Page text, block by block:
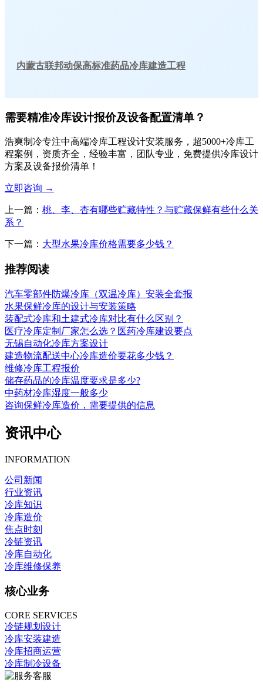
内蒙古联邦动保高标准药品冷库建造工程
需要精准冷库设计报价及设备配置清单？
浩爽制冷专注中高端冷库工程设计安装服务，超5000+冷库工
程案例，资质齐全，经验丰富，团队专业，免费提供冷库设计
方案及设备报价清单！
立即咨询 →
上一篇： 桃、李、杏有哪些贮藏特性？与贮藏保鲜有些什么关
系？
下一篇： 大型水果冷库价格需要多少钱？
推荐阅读
汽车零部件防爆冷库（双温冷库）安装全套报
水果保鲜冷库的设计与安装策略
装配式冷库和土建式冷库对比有什么区别？
医疗冷库定制厂家怎么选？医药冷库建设要点
无锡自动化冷库方案设计
建造物流配送中心冷库造价要花多少钱？
维修冷库工程报价
储存药品的冷库温度要求是多少?
中药材冷库湿度一般多少
咨询保鲜冷库造价，需要提供的信息
资讯中心
INFORMATION
公司新闻
行业资讯
冷库知识
冷库造价
焦点时刻
冷链资讯
冷库自动化
冷库维修保养
核心业务
CORE SERVICES
冷链规划设计
冷库安装建造
冷库招商运营
冷库制冷设备